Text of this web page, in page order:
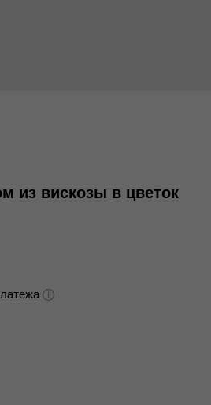
из вискозы в цветок